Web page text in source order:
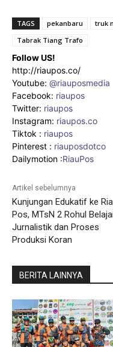
TAGS pekanbaru
truk
Tabrak Tiang Trafo
Follow US!
http://riaupos.co/
Youtube: @riauposmedia
Facebook: riaupos
Twitter: riaupos
Instagram: riaupos.co
Tiktok : riaupos
Pinterest : riauposdotco
Dailymotion :RiauPos
Artikel sebelumnya
Kunjungan Edukatif ke
Pos, MTsN 2 Rohul
Jurnalistik dan Proses
Produksi Koran
BERITA LAINNYA